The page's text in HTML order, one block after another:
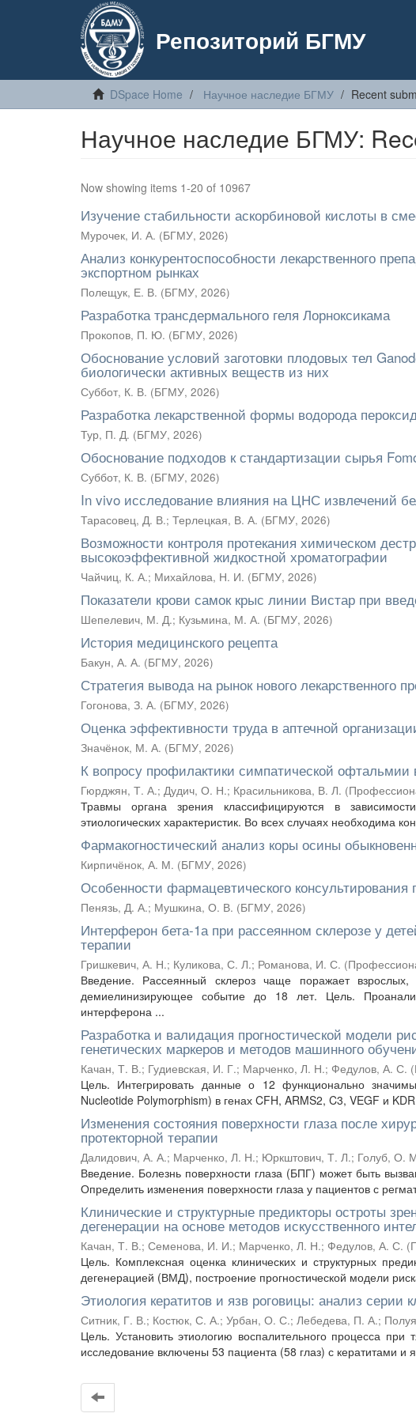
Репозиторий БГМУ
DSpace Home Научное наследие БГМУ Recent
Научное наследие БГМУ:
Now showing items 1-20 of 10967
Изучение стабильности аскорбиновой кислоты в
Мурочек, И. А. (БГМУ, 2026)
Анализ конкурентоспособности лекарственного
экспортном рынках
Полещук, Е. В. (БГМУ, 2026)
Разработка трансдермального геля Лорноксикама
Прокопов, П. Ю. (БГМУ, 2026)
Обоснование условий заготовки плодовых тел
биологически активных веществ из них
Суббот, К. В. (БГМУ, 2026)
Разработка лекарственной формы водорода
Тур, П. Д. (БГМУ, 2026)
Обоснование подходов к стандартизации сырья
Суббот, К. В. (БГМУ, 2026)
In vivo исследование влияния на ЦНС извлечений
Тарасовец, Д. В.; Терлецкая, В. А. (БГМУ, 2026)
Возможности контроля протекания химическом
высокоэффективной жидкостной хроматографии
Чайчиц, К. А.; Михайлова, Н. И. (БГМУ, 2026)
Показатели крови самок крыс линии Вистар при
Шепелевич, М. Д.; Кузьмина, М. А. (БГМУ, 2026)
История медицинского рецепта
Бакун, А. А. (БГМУ, 2026)
Стратегия вывода на рынок нового лекарственного
Гогонова, З. А. (БГМУ, 2026)
Оценка эффективности труда в аптечной
Значёнок, М. А. (БГМУ, 2026)
К вопросу профилактики симпатической
Гюрджян, Т. А.; Дудич, О. Н.; Красильникова, В. Л. (
Травмы органа зрения классифицируются в
этиологических характеристик. Во всех случаях необходима
Фармакогностический анализ коры осины
Кирпичёнок, А. М. (БГМУ, 2026)
Особенности фармацевтического консультирования
Пенязь, Д. А.; Мушкина, О. В. (БГМУ, 2026)
Интерферон бета-1а при рассеянном склерозе у
терапии
Гришкевич, А. Н.; Куликова, С. Л.; Романова, И. С. (
Введение. Рассеянный склероз чаще поражает
демиелинизирующее событие до 18 лет. Цель.
интерферона ...
Разработка и валидация прогностической модели
генетических маркеров и методов машинного
Качан, Т. В.; Гудиевская, И. Г.; Марченко, Л. Н.; Федулов, А. С. (
Цель. Интегрировать данные о 12 функционально
Nucleotide Polymorphism) в генах CFH, ARMS2, C3, VEGF и
Изменения состояния поверхности глаза после
протекторной терапии
Далидович, А. А.; Марченко, Л. Н.; Юркштович, Т. Л.; Голуб, О.
Введение. Болезнь поверхности глаза (БПГ) может быть
Определить изменения поверхности глаза у пациентов с
Клинические и структурные предикторы остроты
дегенерации на основе методов искусственного
Качан, Т. В.; Семенова, И. И.; Марченко, Л. Н.; Федулов, А. С. (
Цель. Комплексная оценка клинических и структурных
дегенерацией (ВМД), построение прогностической модели
Этиология кератитов и язв роговицы: анализ серии
Ситник, Г. В.; Костюк, С. А.; Урбан, О. С.; Лебедева, П. А.;
Цель. Установить этиологию воспалительного процесса
исследование включены 53 пациента (58 глаз) с кератитами